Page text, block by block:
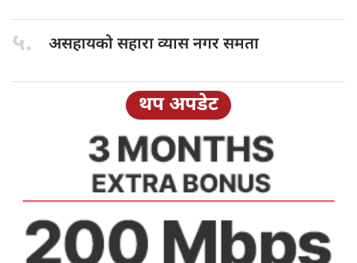
५. असहायको सहाराव्यास नगर समता
थप अपडेट